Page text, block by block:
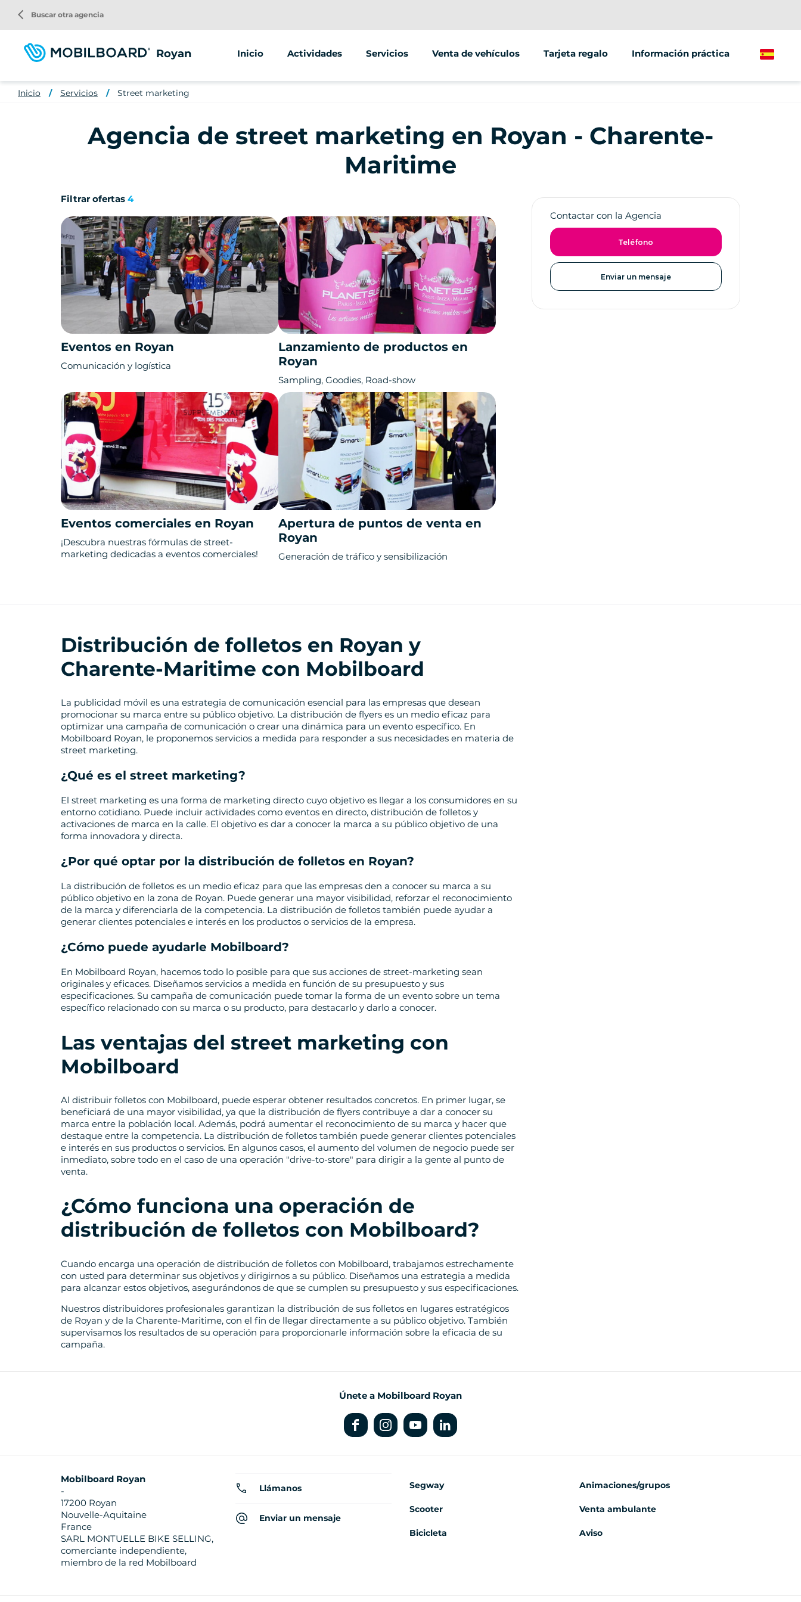
contenido
principal
Royan Inicio Actividades
Segway
Bicicleta
Servicios
Animaciones/grupos
Venta de vehículos Tarjeta regalo Información práctica
arrow_back_ios Buscar otra agencia
Spanish
Inicio Servicios Street marketing
Agencia de street marketing en Royan - Charente-
Maritime
Contactar con la Agencia
Teléfono
Enviar un mensaje
Filtrar ofertas 4
Eventos en Royan
Comunicación y logística
Lanzamiento de productos en
Royan
Sampling, Goodies, Road-show
Eventos comerciales en Royan
¡Descubra nuestras fórmulas de street-
marketing dedicadas a eventos comerciales!
Apertura de puntos de venta en
Royan
Generación de tráfico y sensibilización
Distribución de folletos en Royan y
Charente-Maritime con Mobilboard
La publicidad móvil es una estrategia de comunicación esencial para las empresas que desean
promocionar su marca entre su público objetivo. La distribución de flyers es un medio eficaz para
optimizar una campaña de comunicación o crear una dinámica para un evento específico. En
Mobilboard Royan, le proponemos servicios a medida para responder a sus necesidades en materia de
street marketing.
¿Qué es el street marketing?
El street marketing es una forma de marketing directo cuyo objetivo es llegar a los consumidores en su
entorno cotidiano. Puede incluir actividades como eventos en directo, distribución de folletos y
activaciones de marca en la calle. El objetivo es dar a conocer la marca a su público objetivo de una
forma innovadora y directa.
¿Por qué optar por la distribución de folletos en Royan?
La distribución de folletos es un medio eficaz para que las empresas den a conocer su marca a su
público objetivo en la zona de Royan. Puede generar una mayor visibilidad, reforzar el reconocimiento
de la marca y diferenciarla de la competencia. La distribución de folletos también puede ayudar a
generar clientes potenciales e interés en los productos o servicios de la empresa.
¿Cómo puede ayudarle Mobilboard?
En Mobilboard Royan, hacemos todo lo posible para que sus acciones de street-marketing sean
originales y eficaces. Diseñamos servicios a medida en función de su presupuesto y sus
especificaciones. Su campaña de comunicación puede tomar la forma de un evento sobre un tema
específico relacionado con su marca o su producto, para destacarlo y darlo a conocer.
Las ventajas del street marketing con
Mobilboard
Al distribuir folletos con Mobilboard, puede esperar obtener resultados concretos. En primer lugar, se
beneficiará de una mayor visibilidad, ya que la distribución de flyers contribuye a dar a conocer su
marca entre la población local. Además, podrá aumentar el reconocimiento de su marca y hacer que
destaque entre la competencia. La distribución de folletos también puede generar clientes potenciales
e interés en sus productos o servicios. En algunos casos, el aumento del volumen de negocio puede ser
inmediato, sobre todo en el caso de una operación "drive-to-store" para dirigir a la gente al punto de
venta.
¿Cómo funciona una operación de
distribución de folletos con Mobilboard?
Cuando encarga una operación de distribución de folletos con Mobilboard, trabajamos estrechamente
con usted para determinar sus objetivos y dirigirnos a su público. Diseñamos una estrategia a medida
para alcanzar estos objetivos, asegurándonos de que se cumplen su presupuesto y sus especificaciones.
Nuestros distribuidores profesionales garantizan la distribución de sus folletos en lugares estratégicos
de Royan y de la Charente-Maritime, con el fin de llegar directamente a su público objetivo. También
supervisamos los resultados de su operación para proporcionarle información sobre la eficacia de su
campaña.
Únete a Mobilboard Royan
Mobilboard Royan
-
17200 Royan
Nouvelle-Aquitaine
France
SARL MONTUELLE BIKE SELLING,
comerciante independiente,
miembro de la red Mobilboard
Llámanos
Enviar un mensaje
Segway
Scooter
Bicicleta
Animaciones/grupos
Venta ambulante
Aviso